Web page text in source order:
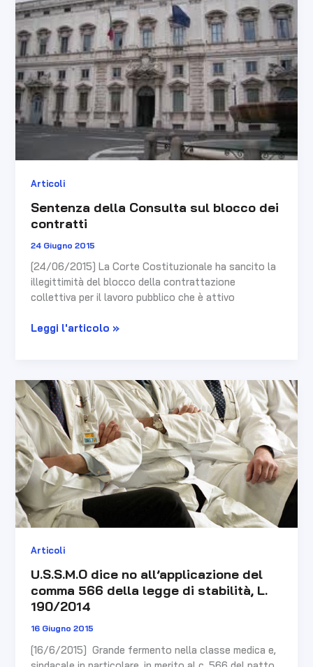
Articoli
Sentenza della Consulta sul blocco dei
contratti
24 Giugno 2015
[24/06/2015] La Corte Costituzionale ha sancito la
illegittimità del blocco della contrattazione
collettiva per il lavoro pubblico che è attivo
blocco
dei
contratti
Leggi l'articolo »
Articoli
U.S.S.M.O dice no all’applicazione del
comma 566 della legge di stabilità, L.
190/2014
16 Giugno 2015
[16/6/2015] Grande fermento nella classe medica e,
U.S.S.M.O
dice
no
all’applicazione
del
comma
566
della
legge
di
L.
190/2014